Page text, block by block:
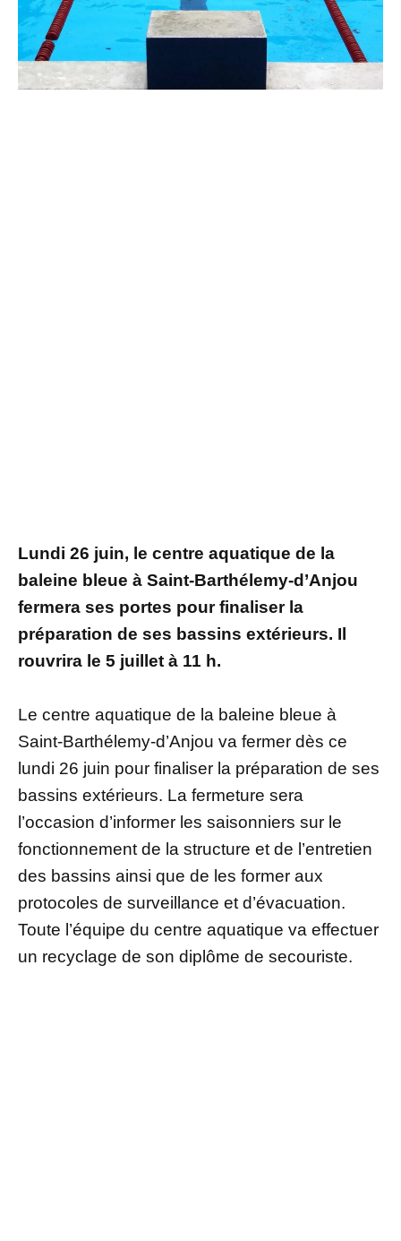
Lundi 26 juin, le centre aquatique de la
baleine bleue à Saint-Barthélemy-d’Anjou
fermera ses portes pour finaliser la
préparation de ses bassins extérieurs. Il
rouvrira le 5 juillet à 11 h.
Le centre aquatique de la baleine bleue à
Saint-Barthélemy-d’Anjou va fermer dès ce
lundi 26 juin pour finaliser la préparation de ses
bassins extérieurs. La fermeture sera
l’occasion d’informer les saisonniers sur le
fonctionnement de la structure et de l’entretien
des bassins ainsi que de les former aux
protocoles de surveillance et d’évacuation.
Toute l’équipe du centre aquatique va effectuer
un recyclage de son diplôme de secouriste.